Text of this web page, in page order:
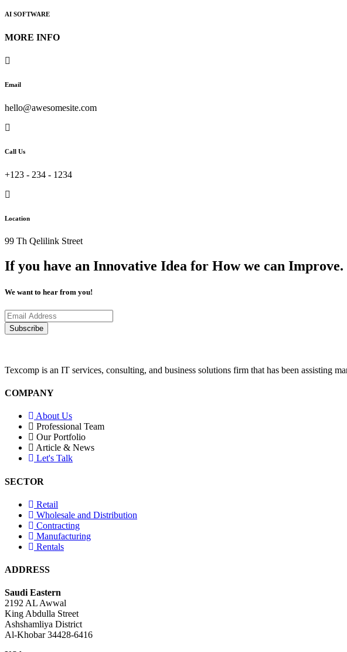
AI SOFTWARE
MORE INFO
Email
hello@awesomesite.com
Call Us
+123 - 234 - 1234
Location
99 Th Qelilink Street
If you have an Innovative Idea for How we can Improve.
We want to hear from you!
Subscribe
Texcomp is an IT services, consulting, and business solutions firm that has been assisting
COMPANY
About Us
Professional Team
Our Portfolio
Article & News
Let's Talk
SECTOR
Retail
Wholesale and Distribution
Contracting
Manufacturing
Rentals
ADDRESS
Saudi Eastern
2192 AL Awwal
King Abdulla Street
Ashshamliya District
Al-Khobar 34428-6416